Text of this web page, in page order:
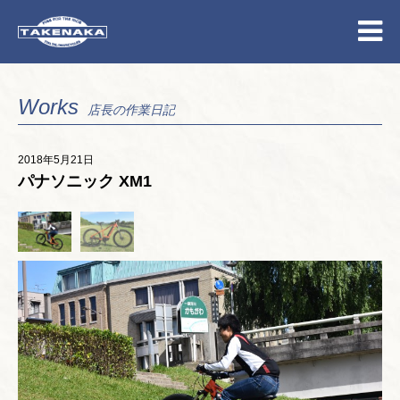
Works 店長の作業日記
2018年5月21日
パナソニック XM1